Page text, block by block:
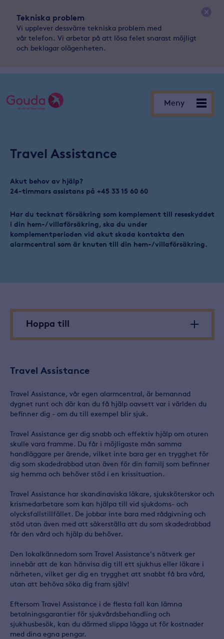
Tekniska problem
Vi upplever dessvärre tekniska problem med
vår telefon. Vi arbetar på att lösa felet snarast möjligt
och beklagar olägenheten.
Meny
Meny
Travel Assistance
Akut behov av hjälp?
24-timmars assistans på +45 33 15 60 60
Har du tecknat försäkring som komplement till reseskyddet
i din hem-/ villaförsäkring, ska du under
komplementperioden vid akut skada kontakta den
alarmcentral som är knuten till din hem-/villaförsäkring.
Hoppa till
Travel Assistance
Travel Assistance, vår egen alarmcentral, är bemannad
dygnet runt och där kan du få hjälp oavsett var i världen du
befinner dig - om du till exempel blir sjuk.
Travel Assistance ger dig snabb och effektiv hjälp om oturen
skulle vara framme. Du får i möjligaste mån samma
handläggare per ärende, vilket inte bara ger en trygghet för
dig som skadedrabbad utan även för din familj som befinner
sig hemma och behöver stöd i en krissituation.
Travel Assistance har skandinaviska läkare, sjuksköterskor och
krismedarbetare som kan hjälpa till vid sjukdoms- och
olycksfallstillfället. De jobbar inte bara med rådgivning och
stöd utan även med att säkerställa att du som skadedrabbad
får den vård och hjälp du behöver.
Den lokalkännedom som Travel Assistance's nätverk ger
innebär att de kan hänvisa dig till ett sjukhus eller läkare i
närheten, vilket ger dig en trygghet att snabbt få bra vård,
utan att behöva söka dig fram själv!
Eftersom Travel Assistance i de flesta fall kan lämna
betalningsgarantier för sjukvårdsbehandling och
sjukhusbesök, kan du därmed slippa lägga ut för kostnader
med dina egna pengar.